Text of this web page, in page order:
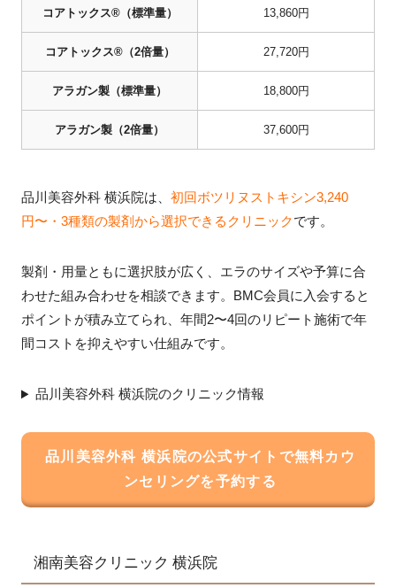
コアトックス®（標準量） 13,860円
コアトックス®（2倍量） 27,720円
アラガン製（標準量） 18,800円
アラガン製（2倍量） 37,600円
品川美容外科 横浜院は、 初回ボツリヌストキシン3,240
円〜・3種類の製剤から選択できるクリニックです。
製剤・用量ともに選択肢が広く、エラのサイズや予算に合
わせた組み合わせを相談できます。BMC会員に入会すると
ポイントが積み立てられ、年間2〜4回のリピート施術で年
間コストを抑えやすい仕組みです。
品川美容外科 横浜院のクリニック情報
品川美容外科 横浜院の公式サイトで無料カウ
ンセリングを予約する
湘南美容クリニック 横浜院